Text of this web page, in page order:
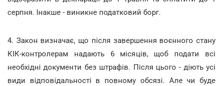
серпня. Інакше - виникне податковий борг.
4. Закон визначає, що після завершення воєнного стану
КІК-контролерам надають 6 місяців, щоб подати всі
необхідні документи без штрафів. Після цього - діють усі
види відповідальності в повному обсязі. Але чи буде